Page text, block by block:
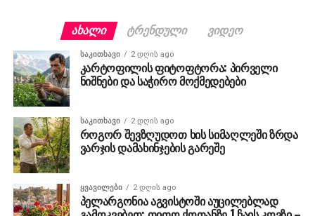
ᲐᲮᲐᲚᲘ ᲢᲠᲔᲜᲓᲣᲚᲘ ᲕᲘᲓᲔᲝ
ᲡᲐᲙᲘᲗᲮᲐᲕᲘ 2 დღის ago
კარტოფილის ფიტოფტორა: პირველი
ნიშნები და საჭირო მოქმედებები
ᲡᲐᲙᲘᲗᲮᲐᲕᲘ 2 დღის ago
როგორ შევზღუდოთ ხის სიმაღლეში ზრდა
ვარჯის დამახინჯების გარეშე
ᲧᲕᲐᲕᲘᲚᲔᲑᲘ 2 დღის ago
პელარგონია აგვისტოში აუცილებლად